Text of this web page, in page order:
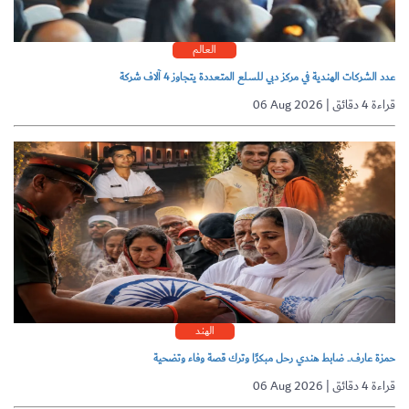
العالم
عدد الشركات الهندية في مركز دبي للسلع المتعددة يتجاوز 4 آلاف شركة
06 Aug 2026 | قراءة 4 دقائق
الهند
حمزة عارف.. ضابط هندي رحل مبكرًا وترك قصة وفاء وتضحية
06 Aug 2026 | قراءة 4 دقائق